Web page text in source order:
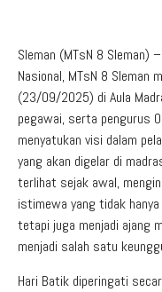
Sleman (MTsN 8 Sleman)
Nasional, MTsN 8 Sleman
(23/09/2025) di Aula
pegawai, serta pengurus
menyatukan visi dalam
yang akan digelar di
terlihat sejak awal,
istimewa yang tidak
tetapi juga menjadi ajang
menjadi salah satu
Hari Batik diperingati